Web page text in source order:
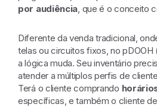
por audiência, que é o conceito
Diferente da venda tradicional,
telas ou circuitos fixos, no pDOOH
a lógica muda. Seu inventário
atender a múltiplos perfis de
Terá o cliente comprando
específicas, e também o cliente